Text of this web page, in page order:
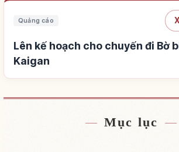
Quảng cáo
Lên kế hoạch cho chuyến đi Bờ
Kaigan
Tìm chỗ ở gần Bờ biển Ooarai
Mục lục